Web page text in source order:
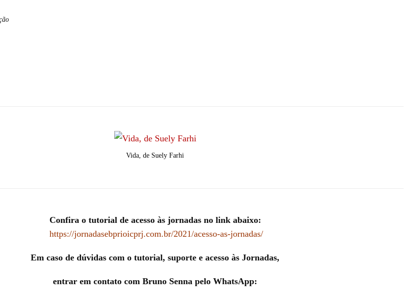
Vida, de Suely Farhi
Confira o tutorial de acesso às jornadas no link abaixo:
https://jornadasebprioicprj.com.br/2021/acesso-as-jornadas/
Em caso de dúvidas com o tutorial, suporte e acesso às Jornadas,
entrar em contato com Bruno Senna pelo WhatsApp: